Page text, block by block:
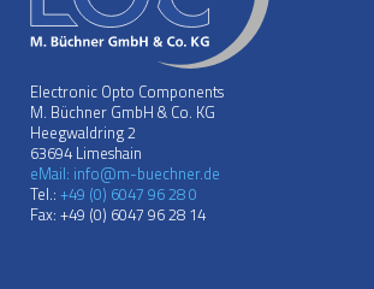
Electronic Opto Components
M. Büchner GmbH & Co. KG
Heegwaldring 2
63694 Limeshain
eMail: info@m-buechner.de
Tel.: +49 (0) 6047 96 28 0
Fax: +49 (0) 6047 96 28 14